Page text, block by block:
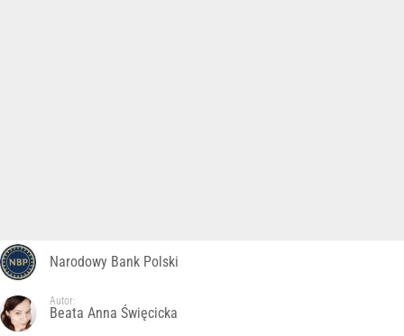
Narodowy Bank Polski
Autor:
Beata Anna Święcicka